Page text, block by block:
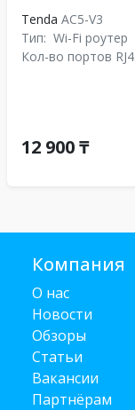
Tenda AC5-V3
Тип: Wi-Fi роутер
Кол-во портов
12 900 ₸
Компания
О нас
Новости
Обзоры
Статьи
Вакансии
Партнёрам